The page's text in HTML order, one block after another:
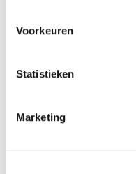
Voorkeuren
Statistieken
Marketing
Merk
Kleur
Afmetingen (Lengte x